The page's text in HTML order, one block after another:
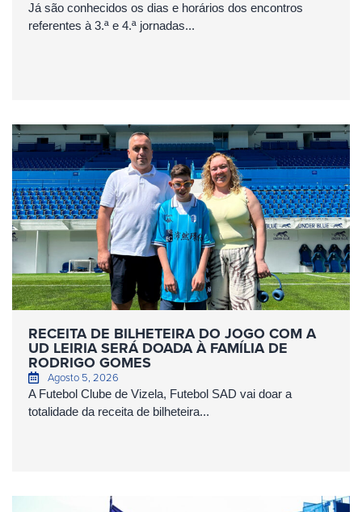
Já são conhecidos os dias e horários dos encontros
referentes à 3.ª e 4.ª jornadas...
RECEITA DE BILHETEIRA DO JOGO COM A
UD LEIRIA SERÁ DOADA À FAMÍLIA DE
RODRIGO GOMES
Agosto 5, 2026
A Futebol Clube de Vizela, Futebol SAD vai doar a
totalidade da receita de bilheteira...